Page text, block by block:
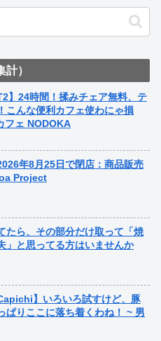
）
】24時間！揉みチェア無料、テ
こんな便利カフェ使わにゃ損
フェ NODOKA
年8月25日で閉店：商品販売
Project
たら、その部分だけ取って「焼
」と思ってる方はいませんか
】いろいろ試すけど、豚
ぱりここに落ち着くわね！ ~ 男